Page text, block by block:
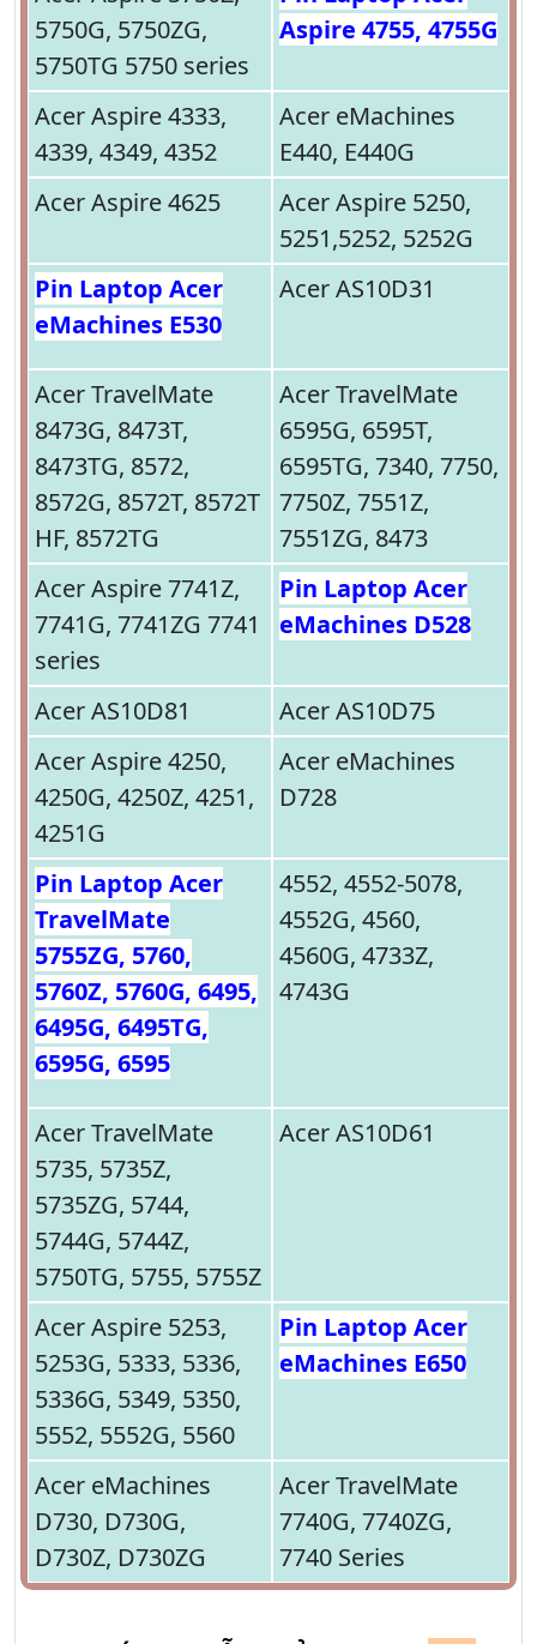
5750G, 5750ZG,
5750TG 5750 series
Aspire 4755, 4755G
Acer Aspire 4333,
4339, 4349, 4352
Acer eMachines
E440, E440G
Acer Aspire 4625
Acer Aspire 5250,
5251,5252, 5252G
Pin Laptop Acer
eMachines E530
Acer AS10D31
Acer TravelMate
8473G, 8473T,
8473TG, 8572,
8572G, 8572T, 8572T
HF, 8572TG
Acer TravelMate
6595G, 6595T,
6595TG, 7340, 7750,
7750Z, 7551Z,
7551ZG, 8473
Acer Aspire 7741Z,
7741G, 7741ZG 7741
series
Pin Laptop Acer
eMachines D528
Acer AS10D81
Acer AS10D75
Acer Aspire 4250,
4250G, 4250Z, 4251,
4251G
Acer eMachines
D728
Pin Laptop Acer
TravelMate
5755ZG, 5760,
5760Z, 5760G, 6495,
6495G, 6495TG,
6595G, 6595
4552, 4552-5078,
4552G, 4560,
4560G, 4733Z,
4743G
Acer TravelMate
5735, 5735Z,
5735ZG, 5744,
5744G, 5744Z,
5750TG, 5755, 5755Z
Acer AS10D61
Acer Aspire 5253,
5253G, 5333, 5336,
5336G, 5349, 5350,
5552, 5552G, 5560
Pin Laptop Acer
eMachines E650
Acer eMachines
D730, D730G,
D730Z, D730ZG
Acer TravelMate
7740G, 7740ZG,
7740 Series